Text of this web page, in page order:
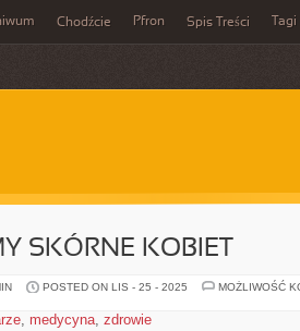
Chodźcie Pfron Spis Treści Tagi
SKÓRNE KOBIET
POSTED ON LIS - 25 - 2025
MOŻLIWOŚĆ
, medycyna, zdrowie